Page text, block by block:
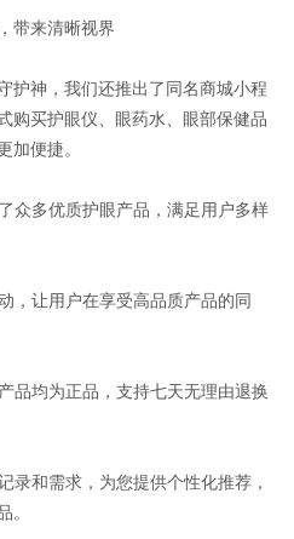
带来清晰视界
护神，我们还推出了同名商城小程
购买护眼仪、眼药水、眼部保健品
加便捷。
众多优质护眼产品，满足用户多样
，让用户在享受高品质产品的同
品均为正品，支持七天无理由退换
录和需求，为您提供个性化推荐，
。